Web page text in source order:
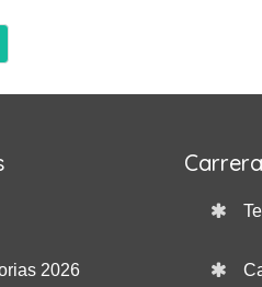
2026